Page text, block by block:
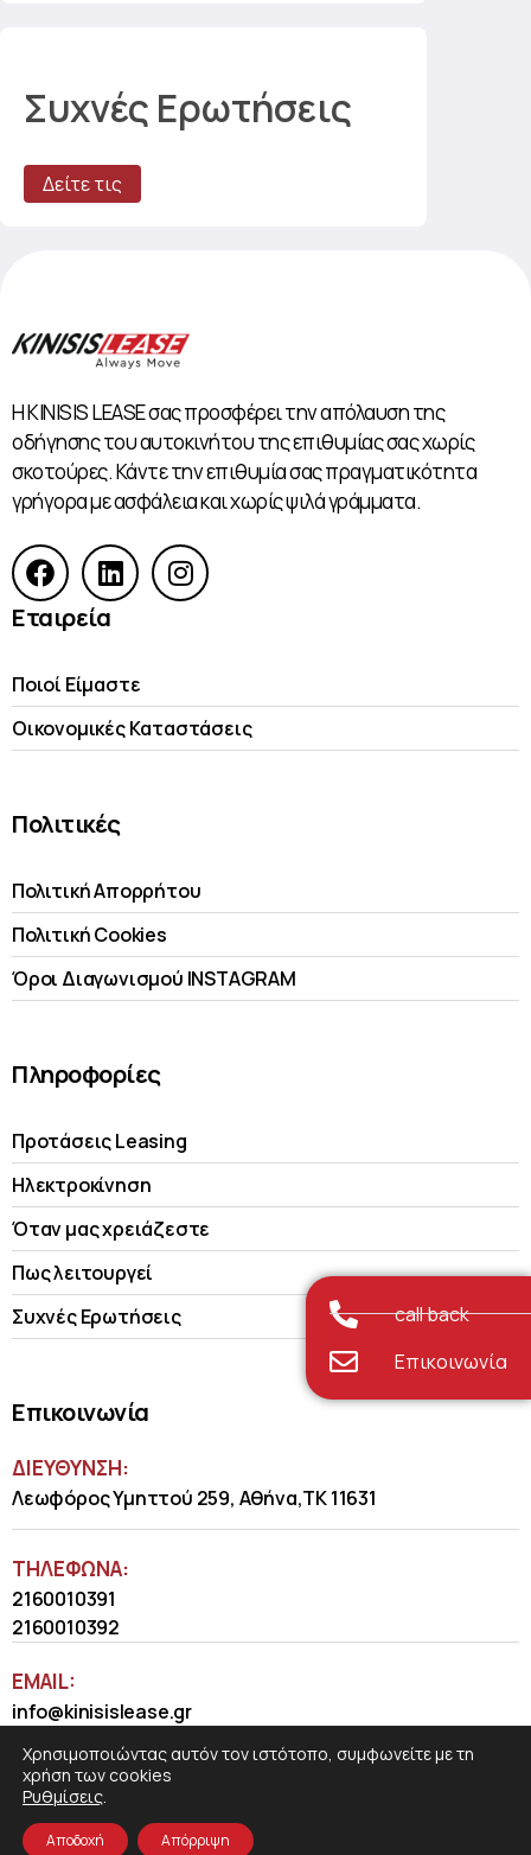
Συχνές Ερωτήσεις
Δείτε τις
Η KINISIS LEASE σας προσφέρει την απόλαυση της
οδήγησης του αυτοκινήτου της επιθυμίας σας χωρίς
σκοτούρες. Κάντε την επιθυμία σας πραγματικότητα
γρήγορα με ασφάλεια και χωρίς ψιλά γράμματα.
Εταιρεία
Ποιοί Είμαστε
Οικονομικές Kαταστάσεις
Πολιτικές
Πολιτική Απορρήτου
Πολιτική Cookies
Όροι Διαγωνισμού INSTAGRAM
Πληροφορίες
Προτάσεις Leasing
Ηλεκτροκίνηση
Όταν μας χρειάζεστε
Πως λειτουργεί
Συχνές Ερωτήσεις
Επικοινωνία
ΔΙΕΥΘΥΝΣΗ:
Λεωφόρος Υμηττού 259, Αθήνα,ΤΚ 11631
ΤΗΛΈΦΩΝΑ:
2160010391
2160010392
EMAIL:
info@kinisislease.gr
call back
Επικοινωνία
Χρησιμοποιώντας αυτόν τον ιστότοπο, συμφωνείτε με τη
χρήση των cookies
Ρυθμίσεις.
Αποδοχή Απόρριψη